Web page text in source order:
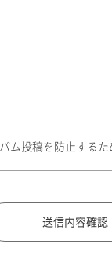
ム投稿を防止するた